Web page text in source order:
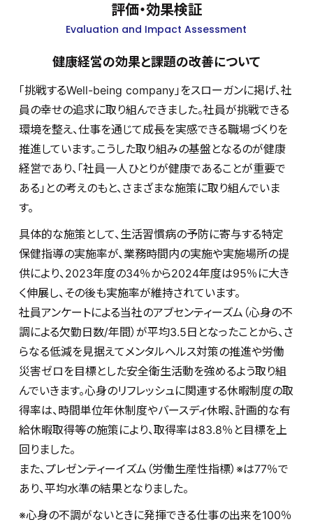
評価・効果検証
Evaluation and Impact Assessment
健康経営の効果と課題の改善について
「挑戦するWell-being company」をスローガンに掲げ、社
員の幸せの追求に取り組んできました。社員が挑戦できる
環境を整え、仕事を通じて成長を実感できる職場づくりを
推進しています。こうした取り組みの基盤となるのが健康
経営であり、「社員一人ひとりが健康であることが重要で
ある」との考えのもと、さまざまな施策に取り組んでいま
す。
具体的な施策として、生活習慣病の予防に寄与する特定
保健指導の実施率が、業務時間内の実施や実施場所の提
供により、2023年度の34％から2024年度は95％に大き
く伸展し、その後も実施率が維持されています。
社員アンケートによる当社のアブセンティーズム（心身の不
調による欠勤日数/年間）が平均3.5日となったことから、さ
らなる低減を見据えてメンタルヘルス対策の推進や労働
災害ゼロを目標とした安全衛生活動を強めるよう取り組
んでいきます。心身のリフレッシュに関連する休暇制度の取
得率は、時間単位年休制度やバースディ休暇、計画的な有
給休暇取得等の施策により、取得率は83.8％と目標を上
回りました。
また、プレゼンティーイズム（労働生産性指標）※は77％で
あり、平均水準の結果となりました。
※心身の不調がないときに発揮できる仕事の出来を100％